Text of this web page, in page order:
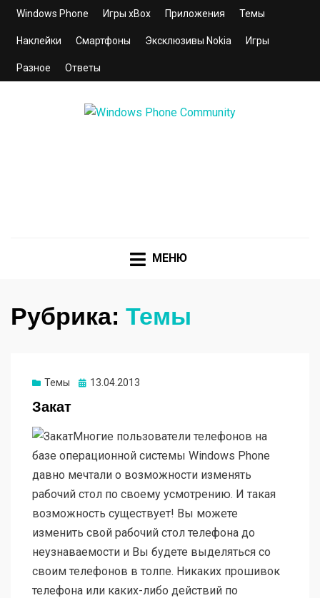
Windows Phone Игры xBox Приложения Темы
Наклейки Смартфоны Эксклюзивы Nokia Игры
Разное Ответы
МЕНЮ
Рубрика: Темы
Темы Опубликовано
13.04.2013
Закат
Многие пользователи телефонов на
базе операционной системы Windows Phone
давно мечтали о возможности изменять
рабочий стол по своему усмотрению. И такая
возможность существует! Вы можете
изменить свой рабочий стол телефона до
неузнаваемости и Вы будете выделяться со
своим телефонов в толпе. Никаких прошивок
телефона или каких-либо действий по